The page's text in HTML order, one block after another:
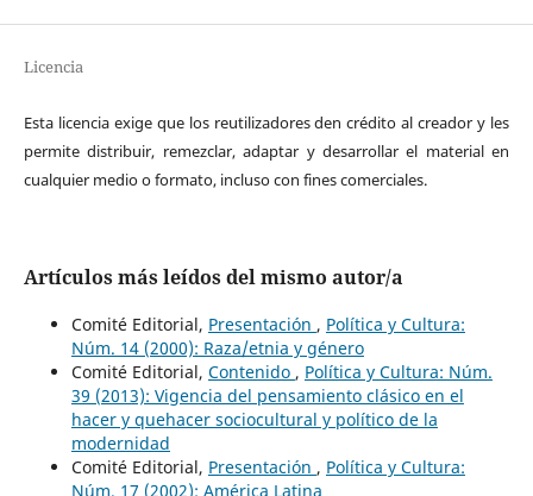
Licencia
Esta licencia exige que los reutilizadores den crédito al creador y les
permite distribuir, remezclar, adaptar y desarrollar el material en
cualquier medio o formato, incluso con fines comerciales.
Artículos más leídos del mismo autor/a
Comité Editorial, Presentación , Política y Cultura:
Núm. 14 (2000): Raza/etnia y género
Comité Editorial, Contenido , Política y Cultura: Núm.
39 (2013): Vigencia del pensamiento clásico en el
hacer y quehacer sociocultural y político de la
modernidad
Comité Editorial, Presentación , Política y Cultura:
Núm. 17 (2002): América Latina